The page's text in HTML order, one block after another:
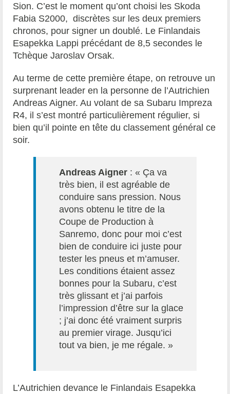
Sion. C’est le moment qu’ont choisi les Skoda
Fabia S2000, discrètes sur les deux premiers
chronos, pour signer un doublé. Le Finlandais
Esapekka Lappi précédant de 8,5 secondes le
Tchèque Jaroslav Orsak.
Au terme de cette première étape, on retrouve un
surprenant leader en la personne de l’Autrichien
Andreas Aigner. Au volant de sa Subaru Impreza
R4, il s’est montré particulièrement régulier, si
bien qu’il pointe en tête du classement général ce
soir.
Andreas Aigner : « Ça va
très bien, il est agréable de
conduire sans pression. Nous
avons obtenu le titre de la
Coupe de Production à
Sanremo, donc pour moi c’est
bien de conduire ici juste pour
tester les pneus et m’amuser.
Les conditions étaient assez
bonnes pour la Subaru, c’est
très glissant et j’ai parfois
l’impression d’être sur la glace
; j’ai donc été vraiment surpris
au premier virage. Jusqu’ici
tout va bien, je me régale. »
L’Autrichien devance le Finlandais Esapekka